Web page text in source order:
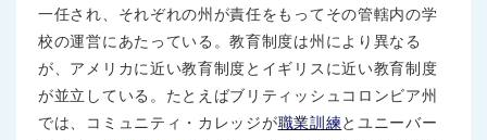
一任され、それぞれの州が責任をもってその管轄内の学
校の運営にあたっている。教育制度は州により異なる
が、アメリカに近い教育制度とイギリスに近い教育制度
が並立している。たとえばブリティッシュコロンビア州
では、コミュニティ・カレッジが職業訓練とユニーバー